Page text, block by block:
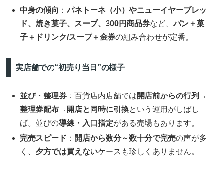
中身の傾向 ：パネトーネ（小）やニューイヤーブレッ
ド、焼き菓子、スープ、300円商品券など、パン＋菓
子＋ドリンク/スープ＋金券の組み合わせが定番。
実店舗での“初売り当日”の様子
並び・整理券 ：百貨店内店舗では開店前からの行列→
整理券配布→開店と同時に引換という運用がしばし
ば。並びの導線・入口指定がある売場もあります。
完売スピード ： 開店から数分～数十分で完売の声が多
く、 夕方では買えないケースも珍しくありません。